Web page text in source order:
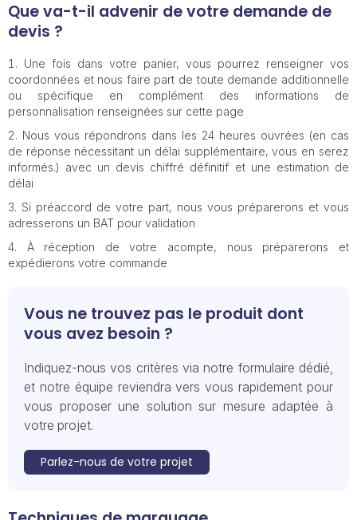
Que va-t-il advenir de votre demande de
devis ?
Une fois dans votre panier, vous pourrez renseigner vos
coordonnées et nous faire part de toute demande additionnelle
ou spécifique en complément des informations de
personnalisation renseignées sur cette page
Nous vous répondrons dans les 24 heures ouvrées (en cas
de réponse nécessitant un délai supplémentaire, vous en serez
informés.) avec un devis chiffré définitif et une estimation de
délai
Si préaccord de votre part, nous vous préparerons et vous
adresserons un BAT pour validation
À réception de votre acompte, nous préparerons et
expédierons votre commande
Vous ne trouvez pas le produit dont
vous avez besoin ?
Indiquez-nous vos critères via notre formulaire dédié,
et notre équipe reviendra vers vous rapidement pour
vous proposer une solution sur mesure adaptée à
votre projet.
Parlez-nous de votre projet